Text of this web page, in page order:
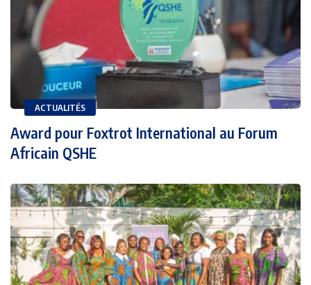
ACTUALITÉS
Award pour Foxtrot International au Forum
Africain QSHE